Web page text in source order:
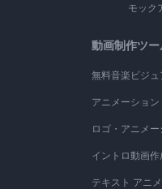
モック
動画制作ツー
無料音楽ビジュ
アニメーション
ロゴ・アニメー
イントロ動画
テキスト アニ